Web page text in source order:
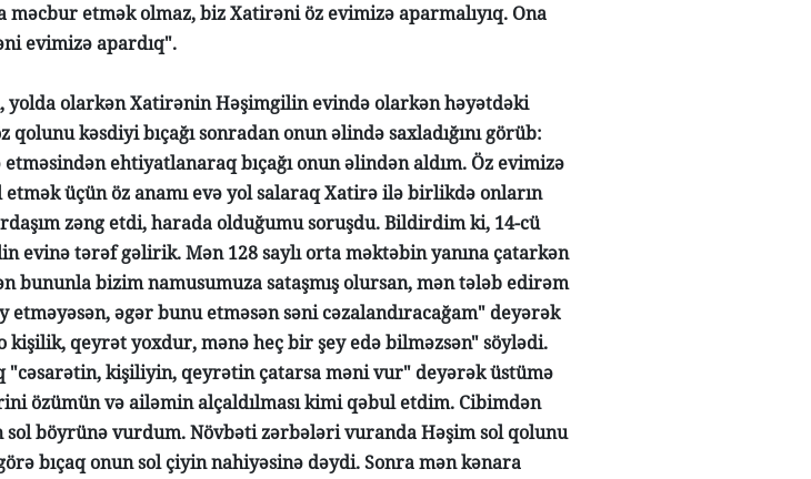
etmək olmaz, biz Xatirəni öz evimizə aparmalıyıq. Ona
evimizə apardıq".
olarkən Xatirənin Həşimgilin evində olarkən həyətdəki
kəsdiyi bıçağı sonradan onun əlində saxladığını görüb:
ehtiyatlanaraq bıçağı onun əlindən aldım. Öz evimizə
üçün öz anamı evə yol salaraq Xatirə ilə birlikdə onların
zəng etdi, harada olduğumu soruşdu. Bildirdim ki, 14-cü
evinə tərəf gəlirik. Mən 128 saylı orta məktəbin yanına çatarkən
bununla bizim namusumuza sataşmış olursan, mən tələb edirəm
etməyəsən, əgər bunu etməsən səni cəzalandıracağam" deyərək
kişilik, qeyrət yoxdur, mənə heç bir şey edə bilməzsən" söylədi.
"cəsarətin, kişiliyin, qeyrətin çatarsa məni vur" deyərək üstümə
özümün və ailəmin alçaldılması kimi qəbul etdim. Cibimdən
sol böyrünə vurdum. Növbəti zərbələri vuranda Həşim sol qolunu
bıçaq onun sol çiyin nahiyəsinə dəydi. Sonra mən kənara